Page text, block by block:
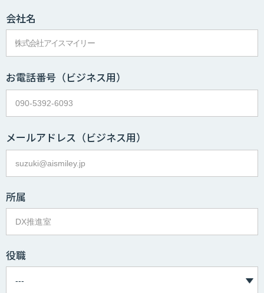
会社名
お電話番号 （ビジネス用）
メールアドレス （ビジネス用）
所属
役職